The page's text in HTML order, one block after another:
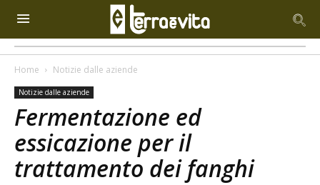
Home Notizie dalle aziende
Notizie dalle aziende
Fermentazione ed
essicazione per il
trattamento dei fanghi